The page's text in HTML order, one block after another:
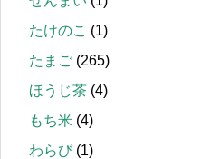
たけのこ (1)
たまご (265)
ほうじ茶 (4)
もち米 (4)
わらび(1)